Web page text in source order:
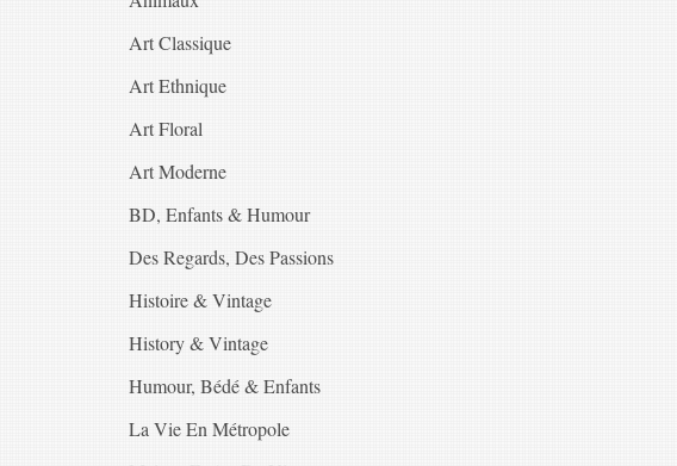
Art Classique
Art Ethnique
Art Floral
Art Moderne
BD, Enfants & Humour
Des Regards, Des Passions
Histoire & Vintage
History & Vintage
Humour, Bédé & Enfants
La Vie En Métropole